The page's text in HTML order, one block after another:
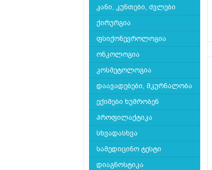
კანი, კუნთები, ძვლები
ქირურგია
ფსიქონევროლოგია
ონკოლოგია
კოსმეტოლოგია
დაავადებები, მკურნალობა
ექიმები ხუმრობენ
პროფილაქტიკა
სხვადასხვა
სამედიცინო ტესტი
დიაგნოსტიკა